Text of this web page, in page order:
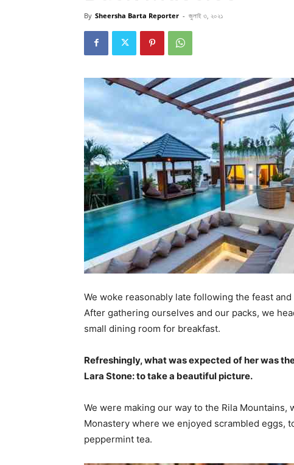
By Sheersha Barta Reporter - জুলাই ৩, ২০২১
We woke reasonably late following the feast
After gathering ourselves and our packs, we
small dining room for breakfast.
Refreshingly, what was expected of her was
Lara Stone: to take a beautiful picture.
We were making our way to the Rila
Monastery where we enjoyed scrambled eggs,
peppermint tea.